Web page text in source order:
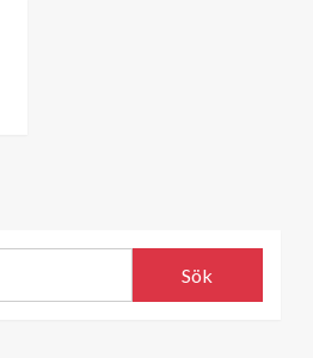
Sök